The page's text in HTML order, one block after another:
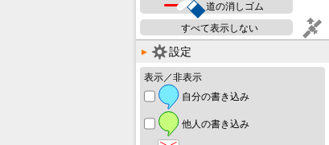
道の消しゴム
すべて表示しない
設定
表示／非表示
自分の書き込み
他人の書き込み